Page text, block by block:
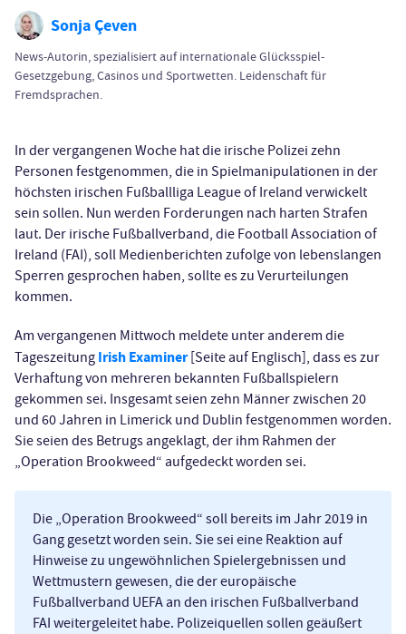
Sonja Çeven
News-Autorin, spezialisiert auf internationale Glücksspiel-
Gesetzgebung, Casinos und Sportwetten. Leidenschaft für
Fremdsprachen.
In der vergangenen Woche hat die irische Polizei zehn
Personen festgenommen, die in Spielmanipulationen in der
höchsten irischen Fußballliga League of Ireland verwickelt
sein sollen. Nun werden Forderungen nach harten Strafen
laut. Der irische Fußballverband, die Football Association of
Ireland (FAI), soll Medienberichten zufolge von lebenslangen
Sperren gesprochen haben, sollte es zu Verurteilungen
kommen.
Am vergangenen Mittwoch meldete unter anderem die
Tageszeitung Irish Examiner[Seite auf Englisch], dass es zur
Verhaftung von mehreren bekannten Fußballspielern
gekommen sei. Insgesamt seien zehn Männer zwischen 20
und 60 Jahren in Limerick und Dublin festgenommen worden.
Sie seien des Betrugs angeklagt, der ihm Rahmen der
„Operation Brookweed“ aufgedeckt worden sei.
Die „Operation Brookweed“ soll bereits im Jahr 2019 in
Gang gesetzt worden sein. Sie sei eine Reaktion auf
Hinweise zu ungewöhnlichen Spielergebnissen und
Wettmustern gewesen, die der europäische
Fußballverband UEFA an den irischen Fußballverband
FAI weitergeleitet habe. Polizeiquellen sollen geäußert